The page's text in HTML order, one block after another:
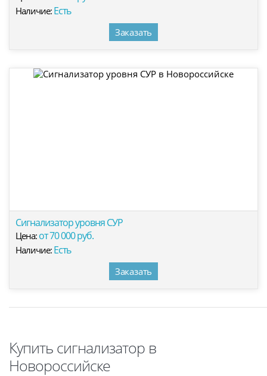
Наличие: Есть
Заказать
Сигнализатор уровня СУР
Цена: от 70 000 руб.
Наличие: Есть
Заказать
Купить сигнализатор в
Новороссийске